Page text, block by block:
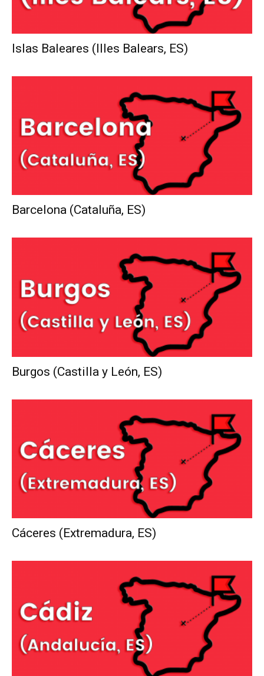
Islas Baleares (Illes Balears, ES)
Barcelona (Cataluña, ES)
Burgos (Castilla y León, ES)
Cáceres (Extremadura, ES)